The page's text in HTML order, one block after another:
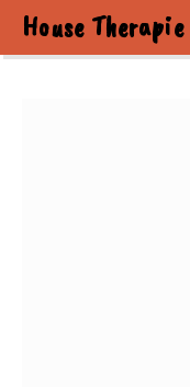
House Therapie